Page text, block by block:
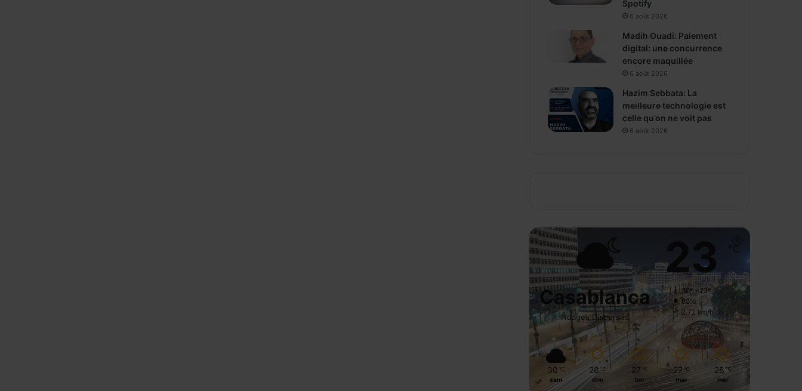
Spotify
6 août 2026
Madih Ouadi: Paiement
digital: une concurrence
encore maquillée
6 août 2026
Hazim Sebbata: La
meilleure technologie est
celle qu’on ne voit pas
6 août 2026
Casablanca
Nuages Dispersés
23 ℃
30º - 23º
88%
2.72 km/h
30 ℃
sam
28 ℃
dim
27 ℃
lun
27 ℃
mar
28 ℃
mer